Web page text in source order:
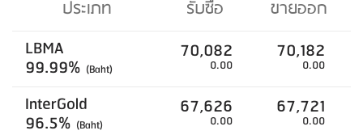
ประเภท รับซื้อ
ขายออก
LBMA
99.99% (Baht)
70,082
0.00
70,182
0.00
InterGold
96.5% (Baht)
67,626
0.00
67,721
0.00